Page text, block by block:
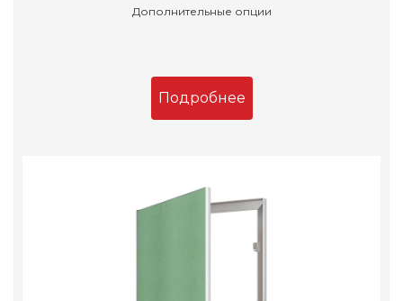
Дополнительные опции
Подробнее